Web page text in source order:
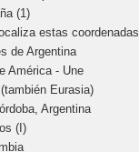
(1)
estas coordenadas
de Argentina
América - Une
Eurasia)
Argentina
(I)